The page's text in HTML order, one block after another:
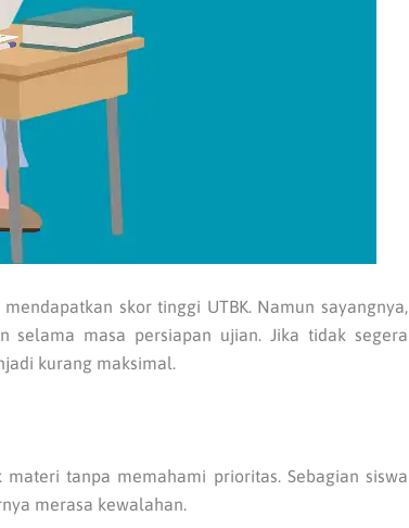
skor tinggi UTBK. Namun sayangnya,
selama masa persiapan ujian. Jika tidak segera
kurang maksimal.
tanpa memahami prioritas. Sebagian siswa
merasa kewalahan.